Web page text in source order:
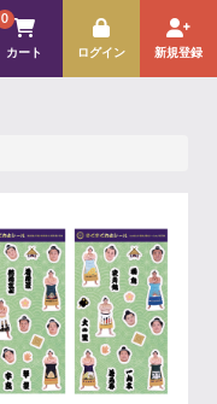
ログイン 新規登録
カート
0